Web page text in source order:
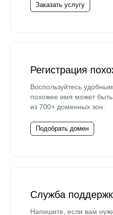
Заказать услугу
Регистрация
Воспользуйтесь
похожее имя может
из 700+ доменных зон.
Подобрать домен
Служба
Напишите, если вам